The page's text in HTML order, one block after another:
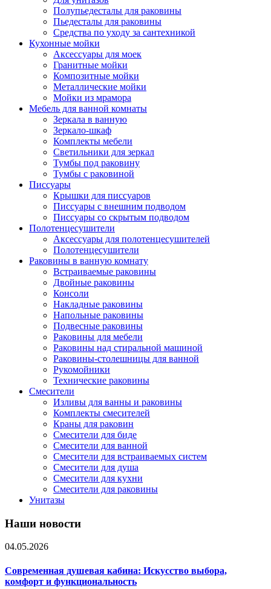
Полупьедесталы для раковины
Пьедесталы для раковины
Средства по уходу за сантехникой
Кухонные мойки
Аксессуары для моек
Гранитные мойки
Композитные мойки
Металлические мойки
Мойки из мрамора
Мебель для ванной комнаты
Зеркала в ванную
Зеркало-шкаф
Комплекты мебели
Светильники для зеркал
Тумбы под раковину
Тумбы с раковиной
Писсуары
Крышки для писсуаров
Писсуары с внешним подводом
Писсуары со скрытым подводом
Полотенцесушители
Аксессуары для полотенцесушителей
Полотенцесушители
Раковины в ванную комнату
Встраиваемые раковины
Двойные раковины
Консоли
Накладные раковины
Напольные раковины
Подвесные раковины
Раковины для мебели
Раковины над стиральной машиной
Раковины-столешницы для ванной
Рукомойники
Технические раковины
Смесители
Изливы для ванны и раковины
Комплекты смесителей
Краны для раковин
Смесители для биде
Смесители для ванной
Смесители для встраиваемых систем
Смесители для душа
Смесители для кухни
Смесители для раковины
Унитазы
Наши новости
04.05.2026
Современная душевая кабина: Искусство выбора,
комфорт и функциональность